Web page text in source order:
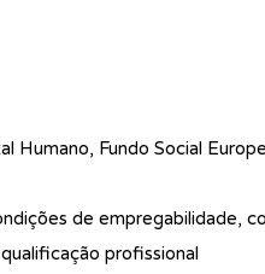
Humano, Fundo Social
de empregabilidade,
profissional